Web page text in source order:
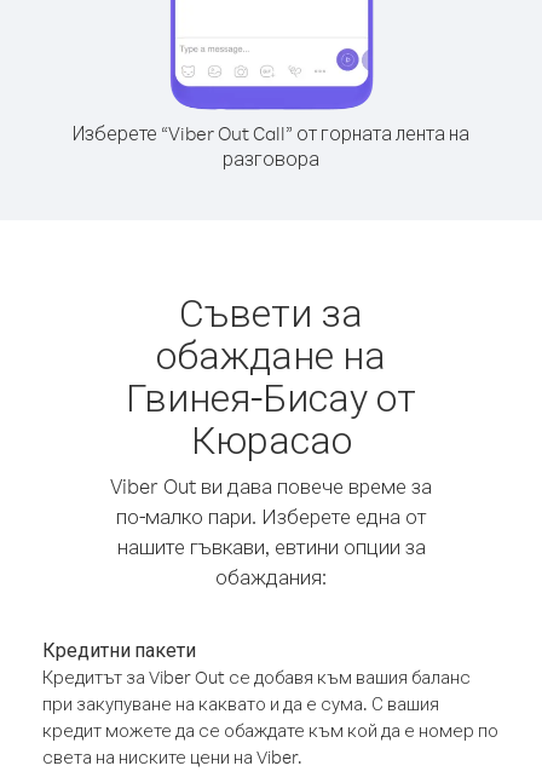
Изберете “Viber Out Call” от горната лента на
разговора
Съвети за
обаждане на
Гвинея-Бисау от
Кюрасао
Viber Out ви дава повече време за
по-малко пари. Изберете една от
нашите гъвкави, евтини опции за
обаждания:
Кредитни пакети
Кредитът за Viber Out се добавя към вашия баланс
при закупуване на каквато и да е сума. С вашия
кредит можете да се обаждате към кой да е номер по
света на ниските цени на Viber.